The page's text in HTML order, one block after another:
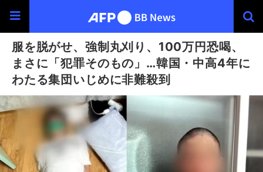
服を脱がせ、強制丸刈り、100万円恐喝、
まさに「犯罪そのもの」…韓国・中高4年に
わたる集団いじめに非難殺到